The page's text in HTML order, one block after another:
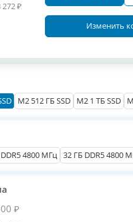
272₽
Изменить
M2 512 ГБ SSD M2 1 ТБ SSD
4800 МГц 32 ГБ DDR5 4800
₽